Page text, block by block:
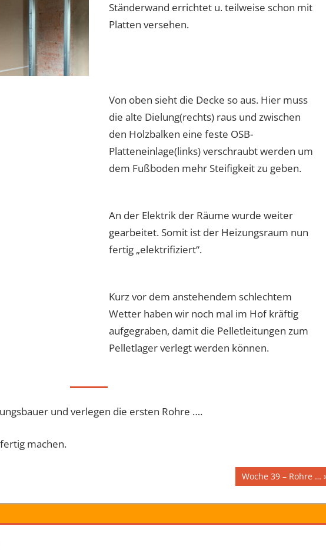
Ständerwand errichtet u. teilweise schon mit
Platten versehen.
Von oben sieht die Decke so aus. Hier muss
die alte Dielung(rechts) raus und zwischen
den Holzbalken eine feste OSB-
Platteneinlage(links) verschraubt werden um
dem Fußboden mehr Steifigkeit zu geben.
An der Elektrik der Räume wurde weiter
gearbeitet. Somit ist der Heizungsraum nun
fertig „elektrifiziert“.
Kurz vor dem anstehendem schlechtem
Wetter haben wir noch mal im Hof kräftig
aufgegraben, damit die Pelletleitungen zum
Pelletlager verlegt werden können.
und verlegen die ersten Rohre ….
machen.
Nächster
Woche 39 – Rohre …